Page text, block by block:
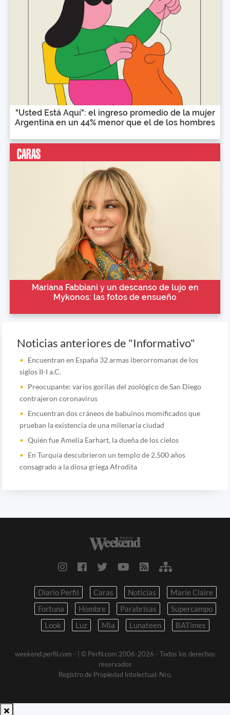
"Usted Está Aquí": el ingreso promedio de la mujer
Argentina en un 44% menor que el de los hombres
Mariana Fabbiani y un descanso de lujo en
Mykonos: las fotos de ensueño
Noticias anteriores de "Informativo"
Encuentran en España 32 armas iberorromanas de los
siglos II-I a.C.
Preocupante: varios gorilas del zoológico de San Diego
contrajeron coronavirus
Encuentran dos cráneos de babuinos momificados que
prueban la existencia de una milenaria ciudad
Quién fue Amelia Earhart, la dueña de los cielos
En Turquía descubrieron un templo de 2.500 años
consagrado a la diosa griega Afrodita
Diario Perfil Caras Noticias
Marie Claire
Fortuna
Hombre Parabrisas
Supercampo
Look
Luz Mia Lunateen BATimes
weekend.perfil.com -
| © Perfil.com 2006-2026 - Todos los derechos
reservados
Registro de Propiedad Intelectual: Nro.